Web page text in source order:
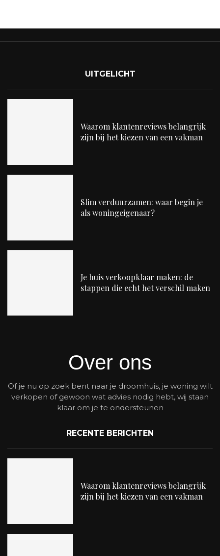
UITGELICHT
Waarom klantenreviews belangrijk
zijn bij het kiezen van een vakman
Slim verduurzamen: waar begin je
als woningeigenaar?
Je huis verkoopklaar maken: de
stappen die echt het verschil maken
Over ons
Of je nu op zoek bent naar je droomhuis, je woning wilt
verkopen of gewoon wat advies nodig hebt, wij staan
klaar om je te ondersteunen
RECENTE BERICHTEN
Waarom klantenreviews belangrijk
zijn bij het kiezen van een vakman